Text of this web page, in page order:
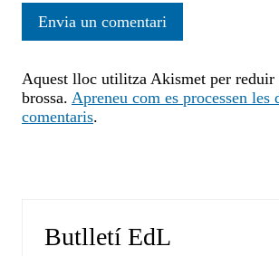
Aquest lloc utilitza Akismet per reduir
brossa. Apreneu com es processen les
comentaris.
Butlletí EdL